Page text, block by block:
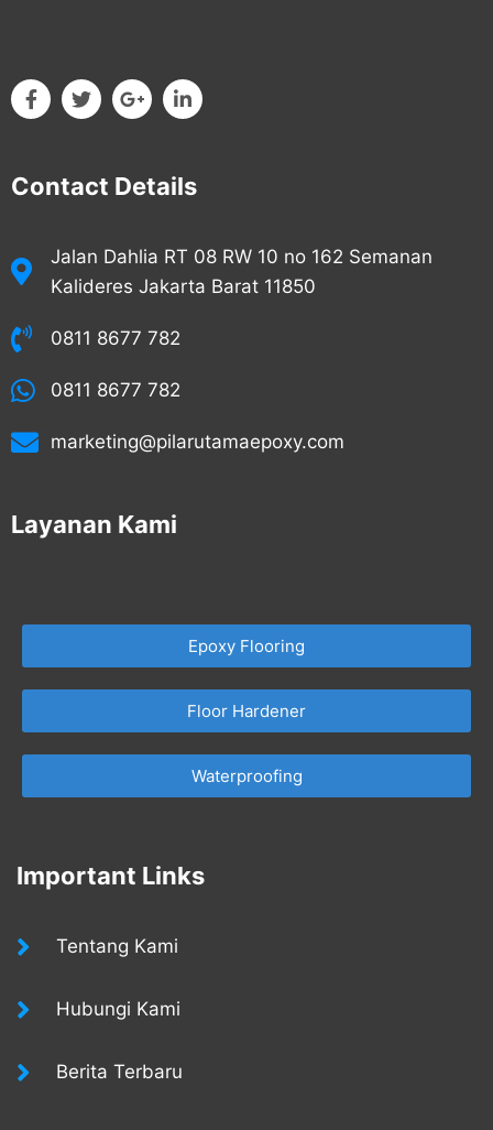
Contact Details
Jalan Dahlia RT 08 RW 10 no 162 Semanan
Kalideres Jakarta Barat 11850
0811 8677 782
0811 8677 782
marketing@pilarutamaepoxy.com
Layanan Kami
Epoxy Flooring
Floor Hardener
Waterproofing
Important Links
Tentang Kami
Hubungi Kami
Berita Terbaru